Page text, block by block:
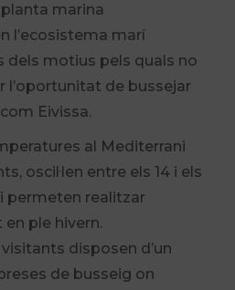
marina
l’ecosistema marí
dels motius pels quals no
l’oportunitat de bussejar
Eivissa.
al Mediterrani
oscil·len entre els 14 i els
permeten realitzar
ple hivern.
disposen d’un
de busseig on